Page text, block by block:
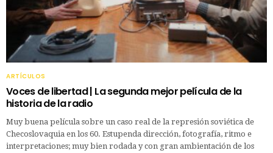
ARTÍCULOS
Voces de libertad | La segunda mejor película de la
historia de la radio
Muy buena película sobre un caso real de la represión soviética de
Checoslovaquia en los 60. Estupenda dirección, fotografía, ritmo e
interpretaciones; muy bien rodada y con gran ambientación de los